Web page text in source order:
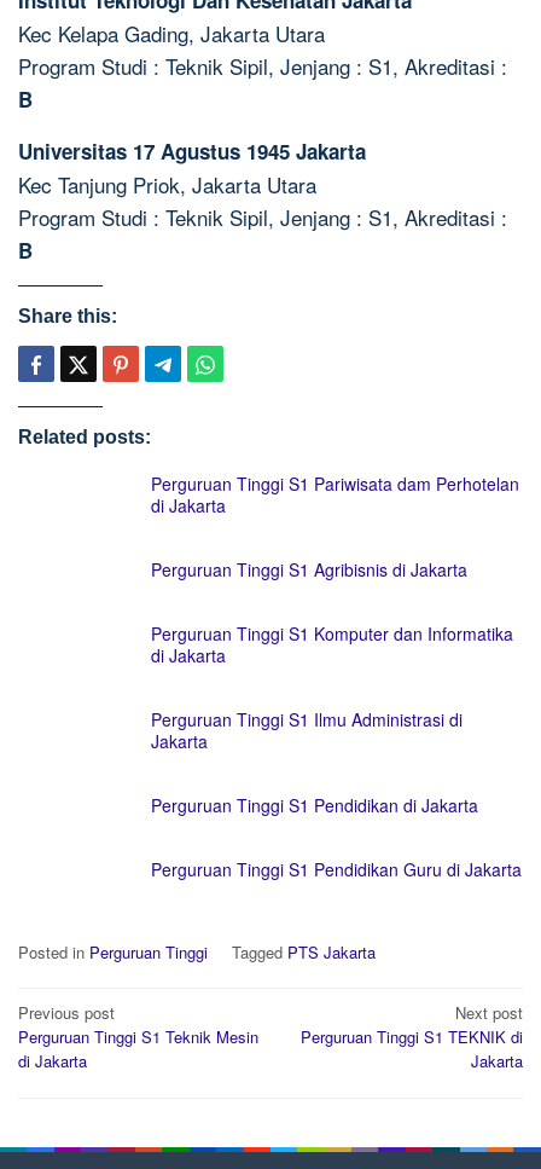
Kec Kelapa Gading, Jakarta Utara
Program Studi : Teknik Sipil, Jenjang : S1, Akreditasi :
B
Universitas 17 Agustus 1945 Jakarta
Kec Tanjung Priok, Jakarta Utara
Program Studi : Teknik Sipil, Jenjang : S1, Akreditasi :
B
Share this:
Related posts:
Perguruan Tinggi S1 Pariwisata dam Perhotelan
di Jakarta
Perguruan Tinggi S1 Agribisnis di Jakarta
Perguruan Tinggi S1 Komputer dan Informatika
di Jakarta
Perguruan Tinggi S1 Ilmu Administrasi di
Jakarta
Perguruan Tinggi S1 Pendidikan di Jakarta
Perguruan Tinggi S1 Pendidikan Guru di Jakarta
Posted in Perguruan Tinggi Tagged PTS Jakarta
Post
navigation
Previous post
Perguruan Tinggi S1 Teknik Mesin
di Jakarta
Next post
Perguruan Tinggi S1 TEKNIK di
Jakarta